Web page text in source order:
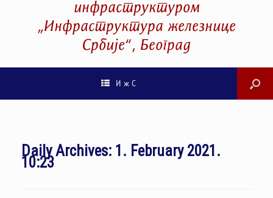
инфраструктуром
„Инфраструктура железнице
Србије“, Београд
И ж С
Daily Archives: 1. February 2021.
10:23